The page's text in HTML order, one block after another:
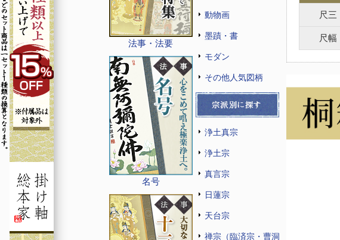
法事・法要
名号
動物画
墨蹟・書
モダン
その他人気図柄
浄土真宗
浄土宗
真言宗
日蓮宗
天台宗
禅宗（臨済宗・曹洞
尺三
尺幅